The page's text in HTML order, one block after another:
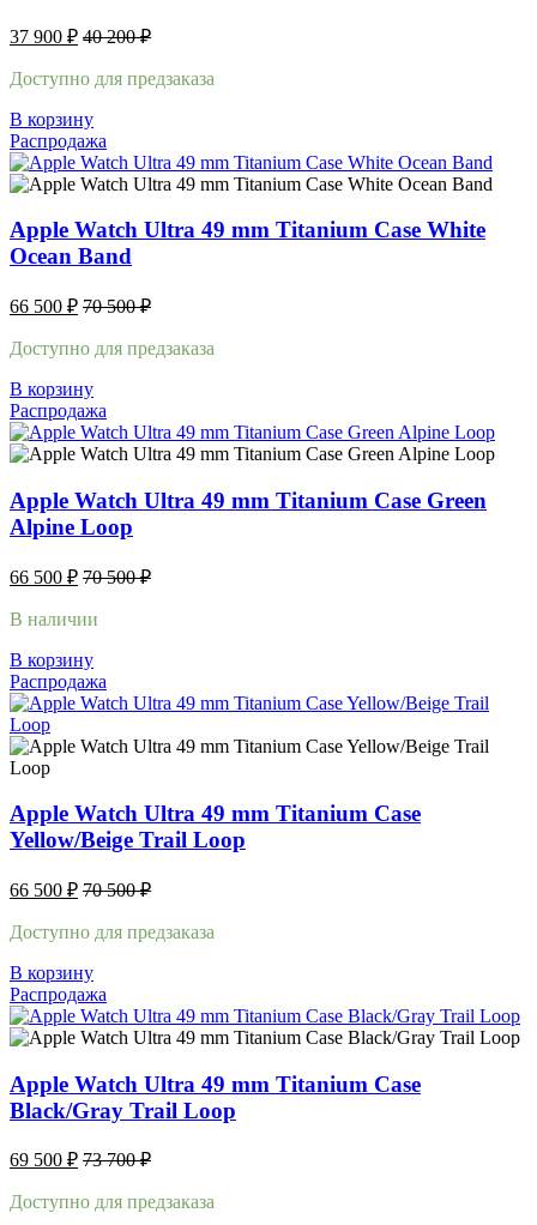
37 900 ₽ 40 200₽
Доступно для предзаказа
В корзину
Распродажа
Apple Watch Ultra 49 mm Titanium Case White
Ocean Band
66 500 ₽ 70 500₽
Доступно для предзаказа
В корзину
Распродажа
Apple Watch Ultra 49 mm Titanium Case Green
Alpine Loop
66 500 ₽ 70 500₽
В наличии
В корзину
Распродажа
Apple Watch Ultra 49 mm Titanium Case
Yellow/Beige Trail Loop
66 500 ₽ 70 500₽
Доступно для предзаказа
В корзину
Распродажа
Apple Watch Ultra 49 mm Titanium Case
Black/Gray Trail Loop
69 500 ₽ 73 700₽
Доступно для предзаказа